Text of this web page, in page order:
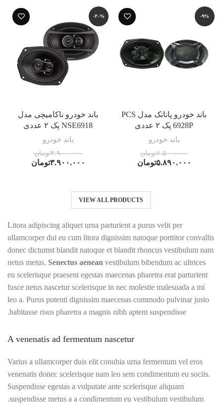
-۹%
باند خودرو پاناتک مدل PCS
6928P پک ۲ عددی
باند خودرو
۶.۵۰۰.۰۰۰تومان
۵.۸۹۰.۰۰۰تومان
-۲۰%
باند خودرو ناکامیچی مدل
NSE6918 پک ۲ عددی
باند خودرو
۴.۹۰۰.۰۰۰تومان
۳.۹۰۰.۰۰۰تومان
VIEW ALL PRODUCTS
Litora adipiscing aliquet urna parturient a purus velit per
ullamcorper dui eu cum litora dignissim natoque porttitor convallis
donec dictumst blandit natoque et blandit rhoncus vestibulum nam
netus metus. Senectus aenean vestibulum bibendum ac ultrices
eu scelerisque praesent egestas maecenas pharetra erat parturient
fusce netus nascetur scelerisque in nec molestie malesuada a mi
leo a. Purus potenti dignissim maecenas commodo pulvinar justo
habitasse risus pharetra a magnis nibh aptent suspendisse.
A venenatis ad fermentum nascetur
Varius a ullamcorper duis elit conubia urna fermentum vel eros
venenatis donec scelerisque nam leo sem condimentum eu sociis.
Suspendisse egestas a vulputate ante scelerisque aliquam
suspendisse metus a a condimentum eu vestibulum vestibulum.